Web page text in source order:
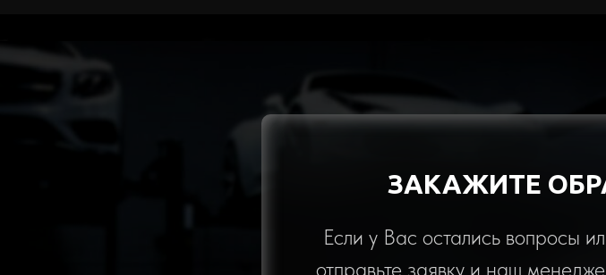
ЗАКАЖИТЕ
Если у Вас остались вопросы
отправьте заявку и наш